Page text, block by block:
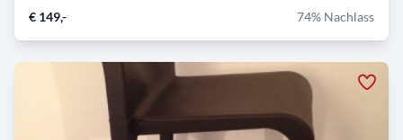
€ 149,- 74% Nachlass